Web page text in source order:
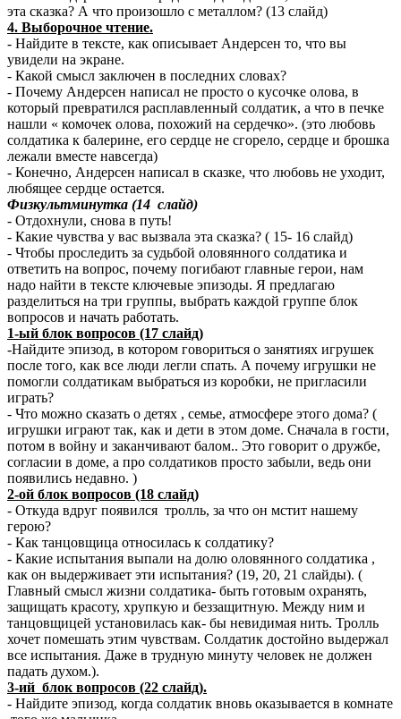
эта сказка? А что произошло с металлом? (13 слайд)
4. Выборочное чтение.
- Найдите в тексте, как описывает Андерсен то, что вы
увидели на экране.
- Какой смысл заключен в последних словах?
- Почему Андерсен написал не просто о кусочке олова, в
который превратился расплавленный солдатик, а что в печке
нашли « комочек олова, похожий на сердечко». (это любовь
солдатика к балерине, его сердце не сгорело, сердце и брошка
лежали вместе навсегда)
- Конечно, Андерсен написал в сказке, что любовь не уходит,
любящее сердце остается.
Физкультминутка (14 слайд)
- Отдохнули, снова в путь!
- Какие чувства у вас вызвала эта сказка? ( 15- 16 слайд)
- Чтобы проследить за судьбой оловянного солдатика и
ответить на вопрос, почему погибают главные герои, нам
надо найти в тексте ключевые эпизоды. Я предлагаю
разделиться на три группы, выбрать каждой группе блок
вопросов и начать работать.
1-ый блок вопросов (17 слайд)
-Найдите эпизод, в котором говориться о занятиях игрушек
после того, как все люди легли спать. А почему игрушки не
помогли солдатикам выбраться из коробки, не пригласили
играть?
- Что можно сказать о детях , семье, атмосфере этого дома? (
игрушки играют так, как и дети в этом доме. Сначала в гости,
потом в войну и заканчивают балом.. Это говорит о дружбе,
согласии в доме, а про солдатиков просто забыли, ведь они
появились недавно. )
2-ой блок вопросов (18 слайд)
- Откуда вдруг появился тролль, за что он мстит нашему
герою?
- Как танцовщица относилась к солдатику?
- Какие испытания выпали на долю оловянного солдатика ,
как он выдерживает эти испытания? (19, 20, 21 слайды). (
Главный смысл жизни солдатика- быть готовым охранять,
защищать красоту, хрупкую и беззащитную. Между ним и
танцовщицей установилась как- бы невидимая нить. Тролль
хочет помешать этим чувствам. Солдатик достойно выдержал
все испытания. Даже в трудную минуту человек не должен
падать духом.).
3-ий блок вопросов (22 слайд).
- Найдите эпизод, когда солдатик вновь оказывается в комнате